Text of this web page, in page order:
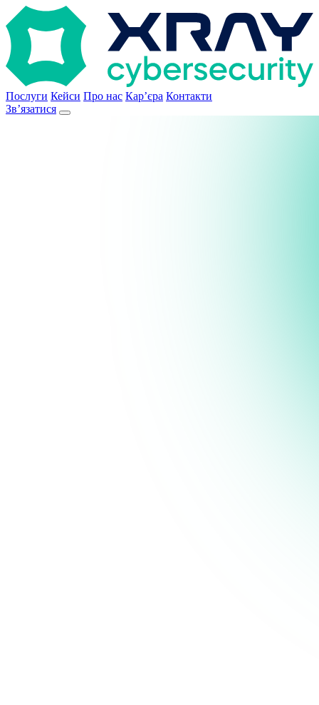
Послуги Кейси Про нас Кар’єра Контакти
Зв’язатися